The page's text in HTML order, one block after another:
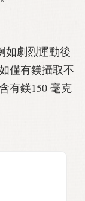
如劇烈運動後
僅有鎂攝取不
有鎂150 毫克